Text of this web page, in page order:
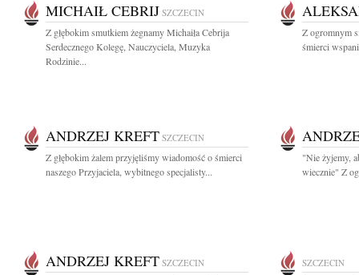
MICHAIŁ CEBRIJ SZCZECIN
Z głębokim smutkiem żegnamy Michaiła Cebrija
Serdecznego Kolegę, Nauczyciela, Muzyka
Rodzinie...
Z ogromnym
śmierci
ANDRZEJ KREFT SZCZECIN
Z głębokim żalem przyjęliśmy wiadomość o śmierci
naszego Przyjaciela, wybitnego specjalisty...
"Nie żyjemy,
wiecznie" Z
ANDRZEJ KREFT SZCZECIN SZCZECIN